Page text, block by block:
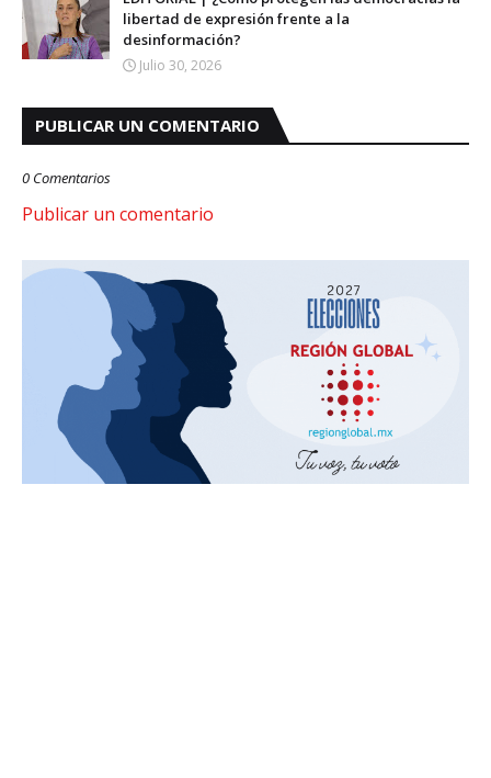
libertad de expresión frente a la
desinformación?
Julio 30, 2026
PUBLICAR UN COMENTARIO
0 Comentarios
Publicar un comentario